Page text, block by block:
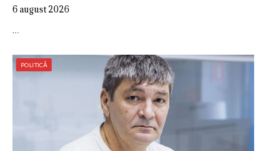
6 august 2026
…
POLITICĂ